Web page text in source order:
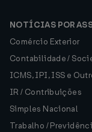
NOTÍCIAS POR
Comércio Exterior
Contabilidade /
ICMS, IPI, ISS e
IR / Contribuições
Simples Nacional
Trabalho /